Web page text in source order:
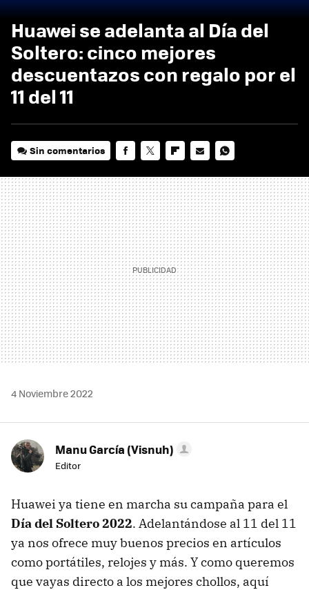
Huawei se adelanta al Día del
Soltero: cinco mejores
descuentazos con regalo por el
11 del 11
Sin comentarios
MAIL
4 Noviembre 2022
Manu García (Visnuh)
Editor
Huawei ya tiene en marcha su campaña para el
Día del Soltero 2022. Adelantándose al 11 del 11
ya nos ofrece muy buenos precios en artículos
como portátiles, relojes y más. Y como queremos
que vayas directo a los mejores chollos, aquí